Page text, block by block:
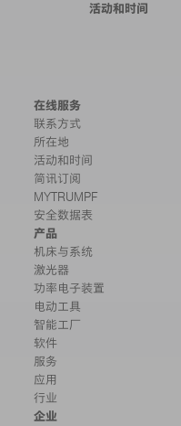
活动和时间
在线服务
联系方式
所在地
活动和时间
简讯订阅
MYTRUMPF
安全数据表
产品
机床与系统
激光器
功率电子装置
电动工具
智能工厂
软件
服务
应用
行业
企业